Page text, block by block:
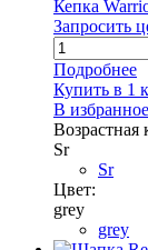
Кепка
Запросить
Подробнее
Купить в 1
В избранное
Возрастная
Sr
Sr
Цвет:
grey
grey